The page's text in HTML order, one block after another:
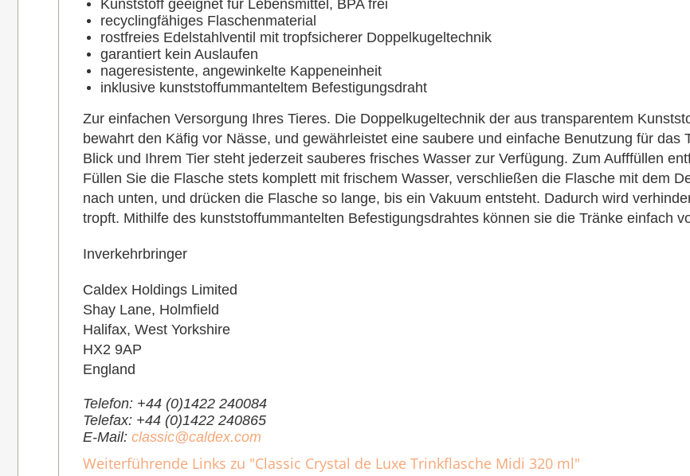
Kunststoff geeignet für Lebensmittel, BPA frei
recyclingfähiges Flaschenmaterial
rostfreies Edelstahlventil mit tropfsicherer Doppelkugeltechnik
garantiert kein Auslaufen
nageresistente, angewinkelte Kappeneinheit
inklusive kunststoffummanteltem Befestigungsdraht
Zur einfachen Versorgung Ihres Tieres. Die Doppelkugeltechnik der aus transparentem
bewahrt den Käfig vor Nässe, und gewährleistet eine saubere und einfache Benutzung für das
Blick und Ihrem Tier steht jederzeit sauberes frisches Wasser zur Verfügung. Zum Aufffüllen
Füllen Sie die Flasche stets komplett mit frischem Wasser, verschließen die Flasche mit dem
nach unten, und drücken die Flasche so lange, bis ein Vakuum entsteht. Dadurch wird
tropft. Mithilfe des kunststoffummantelten Befestigungsdrahtes können sie die Tränke einfach
Inverkehrbringer
Caldex Holdings Limited
Shay Lane, Holmfield
Halifax, West Yorkshire
HX2 9AP
England
Telefon: +44 (0)1422 240084
Telefax: +44 (0)1422 240865
E-Mail: classic@caldex.com
Weiterführende Links zu "Classic Crystal de Luxe Trinkflasche Midi 320 ml"